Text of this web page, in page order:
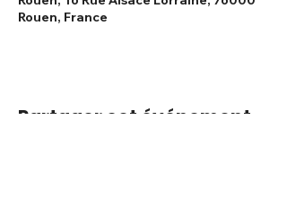
Rouen, France
Partager cet événement